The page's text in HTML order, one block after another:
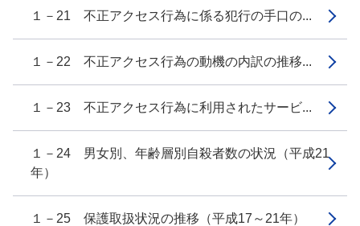
１－21 不正アクセス行為に係る犯行の手口の...
１－22 不正アクセス行為の動機の内訳の推移...
１－23 不正アクセス行為に利用されたサービ...
１－24 男女別、年齢層別自殺者数の状況（平成21
年）
１－25 保護取扱状況の推移（平成17～21年）